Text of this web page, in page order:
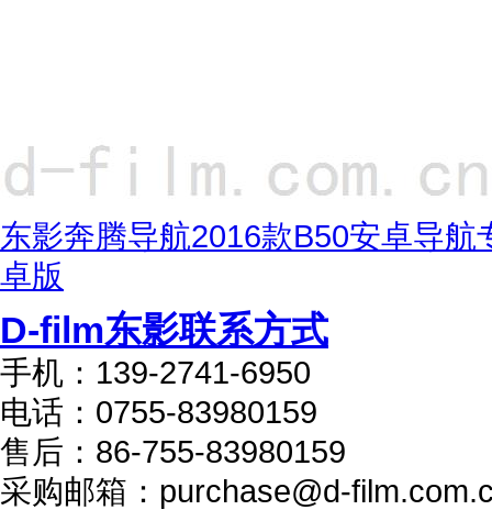
东影奔腾导航2016款B50安卓导
卓版
D-film东影联系方式
手机： 139-2741-6950
电话： 0755-83980159
售后： 86-755-83980159
采购邮箱： purchase@d-